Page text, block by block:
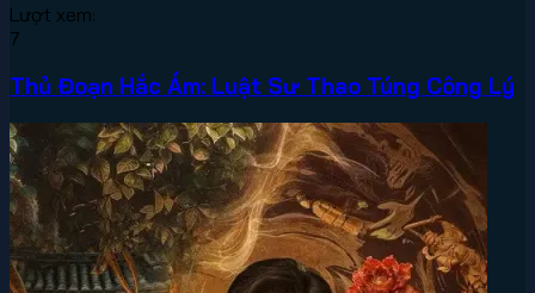
Lượt xem:
7
Thủ Đoạn Hắc Ám: Luật Sư Thao Túng Công Lý